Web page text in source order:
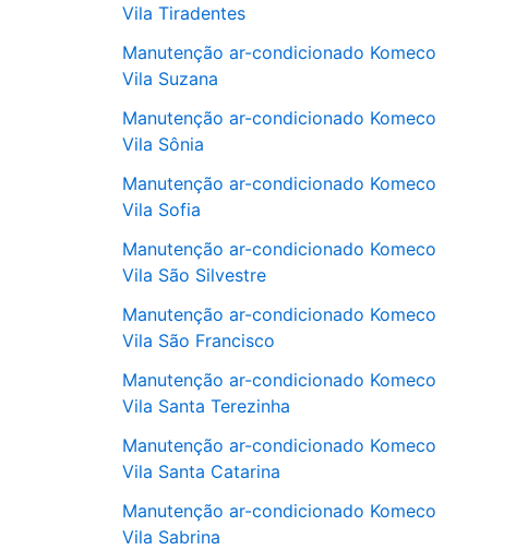
Vila Tiradentes
Manutenção ar-condicionado Komeco
Vila Suzana
Manutenção ar-condicionado Komeco
Vila Sônia
Manutenção ar-condicionado Komeco
Vila Sofia
Manutenção ar-condicionado Komeco
Vila São Silvestre
Manutenção ar-condicionado Komeco
Vila São Francisco
Manutenção ar-condicionado Komeco
Vila Santa Terezinha
Manutenção ar-condicionado Komeco
Vila Santa Catarina
Manutenção ar-condicionado Komeco
Vila Sabrina